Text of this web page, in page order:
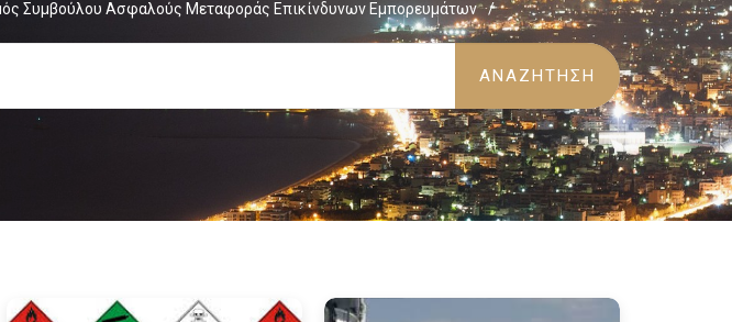
Συμβούλου Ασφαλούς Μεταφοράς Επικίνδυνων Εμπορευμάτων /